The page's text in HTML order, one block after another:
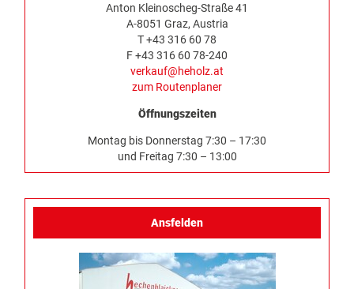
Anton Kleinoscheg-Straße 41
A-8051 Graz, Austria
T +43 316 60 78
F +43 316 60 78-240
verkauf@heholz.at
zum Routenplaner
Öffnungszeiten
Montag bis Donnerstag 7:30 – 17:30
und Freitag 7:30 – 13:00
Ansfelden